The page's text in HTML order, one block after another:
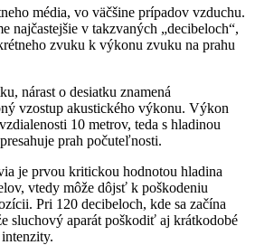
média, vo väčšine prípadov vzduchu.
najčastejšie v takzvaných „decibeloch“,
zvuku k výkonu zvuku na prahu
nárast o desiatku znamená
vzostup akustického výkonu. Výkon
10 metrov, teda s hladinou
prah počuteľnosti.
je prvou kritickou hodnotou hladina
vtedy môže dôjsť k poškodeniu
Pri 120 decibeloch, kde sa začína
sluchový aparát poškodiť aj krátkodobé